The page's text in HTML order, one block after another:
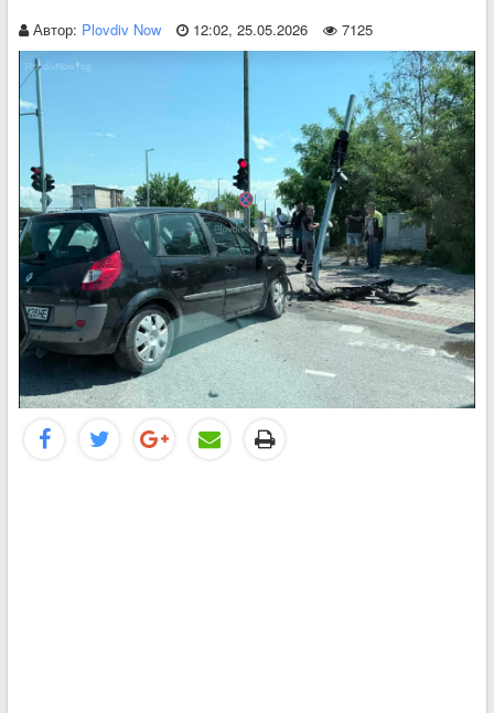
Автор: Plovdiv Now 12:02, 25.05.2026 7125